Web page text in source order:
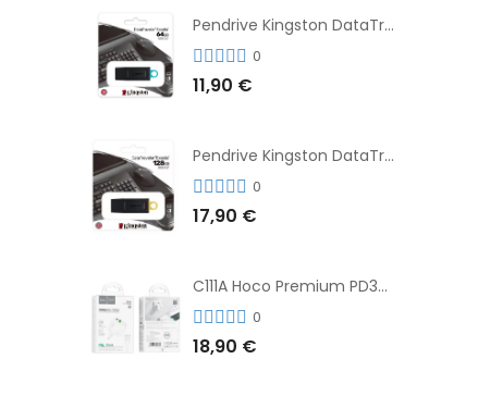
Pendrive Kingston DataTraveler® Exodia™ 64GB 3.2'
0
11,90 €
Pendrive Kingston DataTraveler® Exodia™ 128GB 3.2´
0
17,90 €
C111A Hoco Premium PD30W Adaptador de Carga Rápida Puerto Dual USB+Tipo C + Cable
0
18,90 €